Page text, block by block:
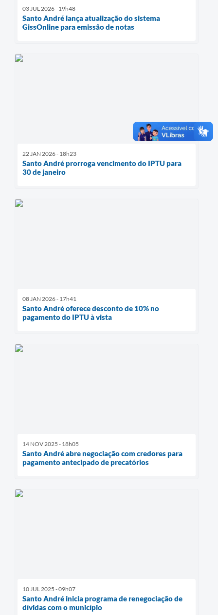
03 JUL 2026 - 19h48
Santo André lança atualização do sistema
GissOnline para emissão de notas
22 JAN 2026 - 18h23
Santo André prorroga vencimento do IPTU para
30 de janeiro
08 JAN 2026 - 17h41
Santo André oferece desconto de 10% no
pagamento do IPTU à vista
14 NOV 2025 - 18h05
Santo André abre negociação com credores para
pagamento antecipado de precatórios
10 JUL 2025 - 09h07
Santo André inicia programa de renegociação de
dívidas com o município